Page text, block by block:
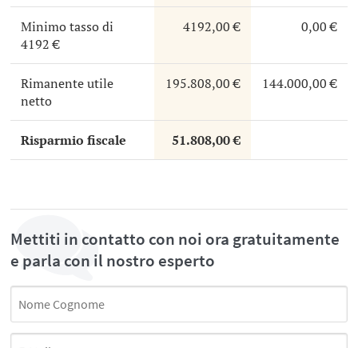
Minimo tasso di
4192 €
4192,00 € 0,00 €
Rimanente utile
netto
195.808,00 € 144.000,00 €
Risparmio fiscale 51.808,00 €
Mettiti in contatto con noi ora gratuitamente
e parla con il nostro esperto